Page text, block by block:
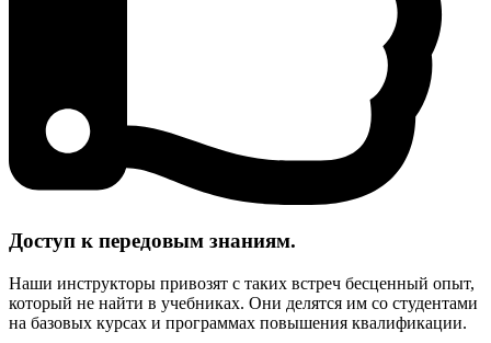
Доступ к передовым знаниям.
Наши инструкторы привозят с таких встреч бесценный опыт,
который не найти в учебниках. Они делятся им со студентами
на базовых курсах и программах повышения квалификации.